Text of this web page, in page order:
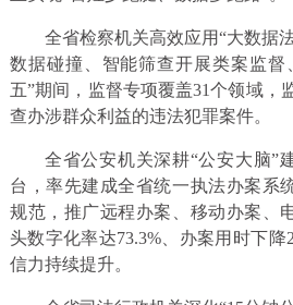
全省检察机关高效应用“大数据
数据碰撞、智能筛查开展类案监督
五”期间，监督专项覆盖31个领域，
查办涉群众利益的违法犯罪案件。
全省公安机关深耕“公安大脑”
台，率先建成全省统一执法办案系
规范，推广远程办案、移动办案、
头数字化率达73.3%、办案用时下
信力持续提升。